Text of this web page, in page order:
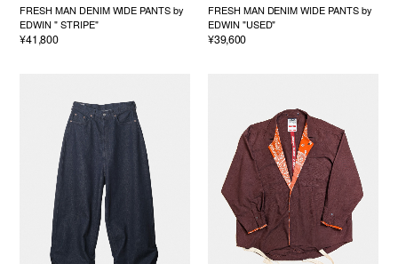
FRESH MAN DENIM WIDE PANTS by
EDWIN " STRIPE"
¥41,800
FRESH MAN DENIM WIDE PANTS by
EDWIN "USED"
¥39,600